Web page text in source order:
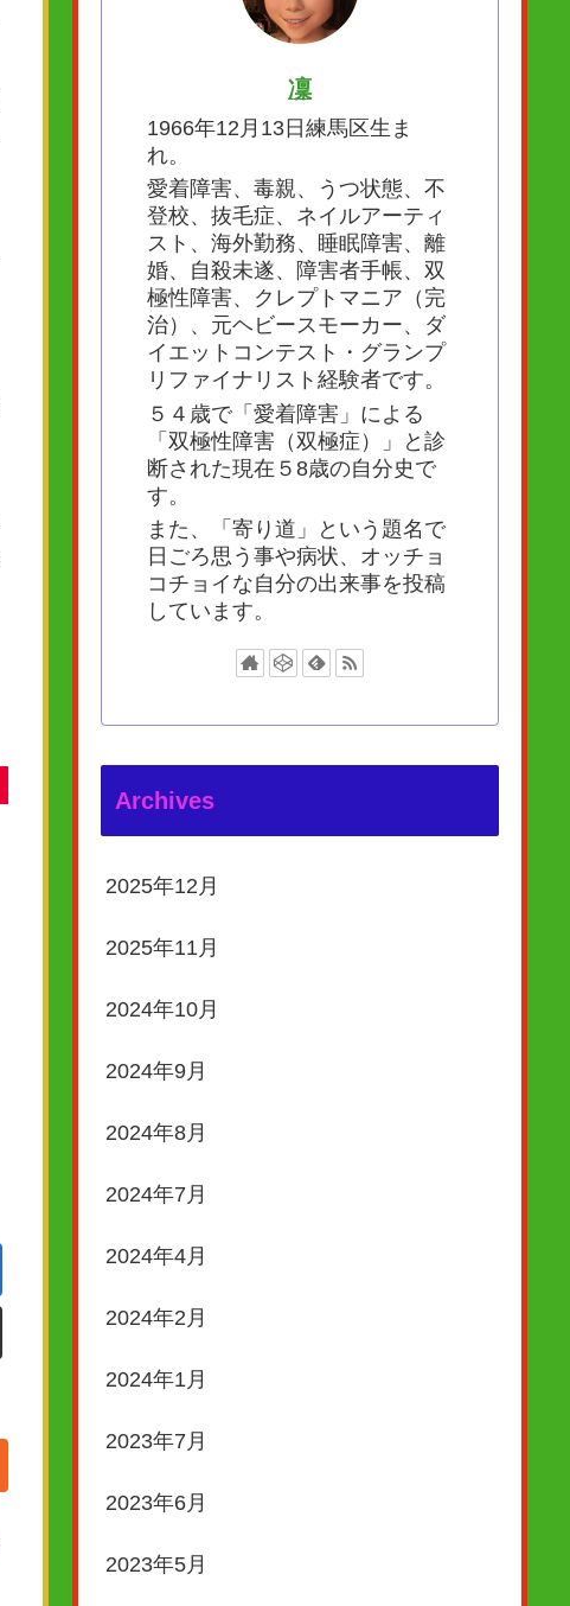
凜
1966年12月13日練馬区生ま
れ。
愛着障害、毒親、うつ状態、不
登校、抜毛症、ネイルアーティ
スト、海外勤務、睡眠障害、離
婚、自殺未遂、障害者手帳、双
極性障害、クレプトマニア（完
治）、元ヘビースモーカー、ダ
イエットコンテスト・グランプ
リファイナリスト経験者です。
５４歳で「愛着障害」による
「双極性障害（双極症）」と診
断された現在５8歳の自分史で
す。
また、「寄り道」という題名で
日ごろ思う事や病状、オッチョ
コチョイな自分の出来事を投稿
しています。
Archives
2025年12月
2025年11月
2024年10月
2024年9月
2024年8月
2024年7月
2024年4月
2024年2月
2024年1月
2023年7月
2023年6月
2023年5月